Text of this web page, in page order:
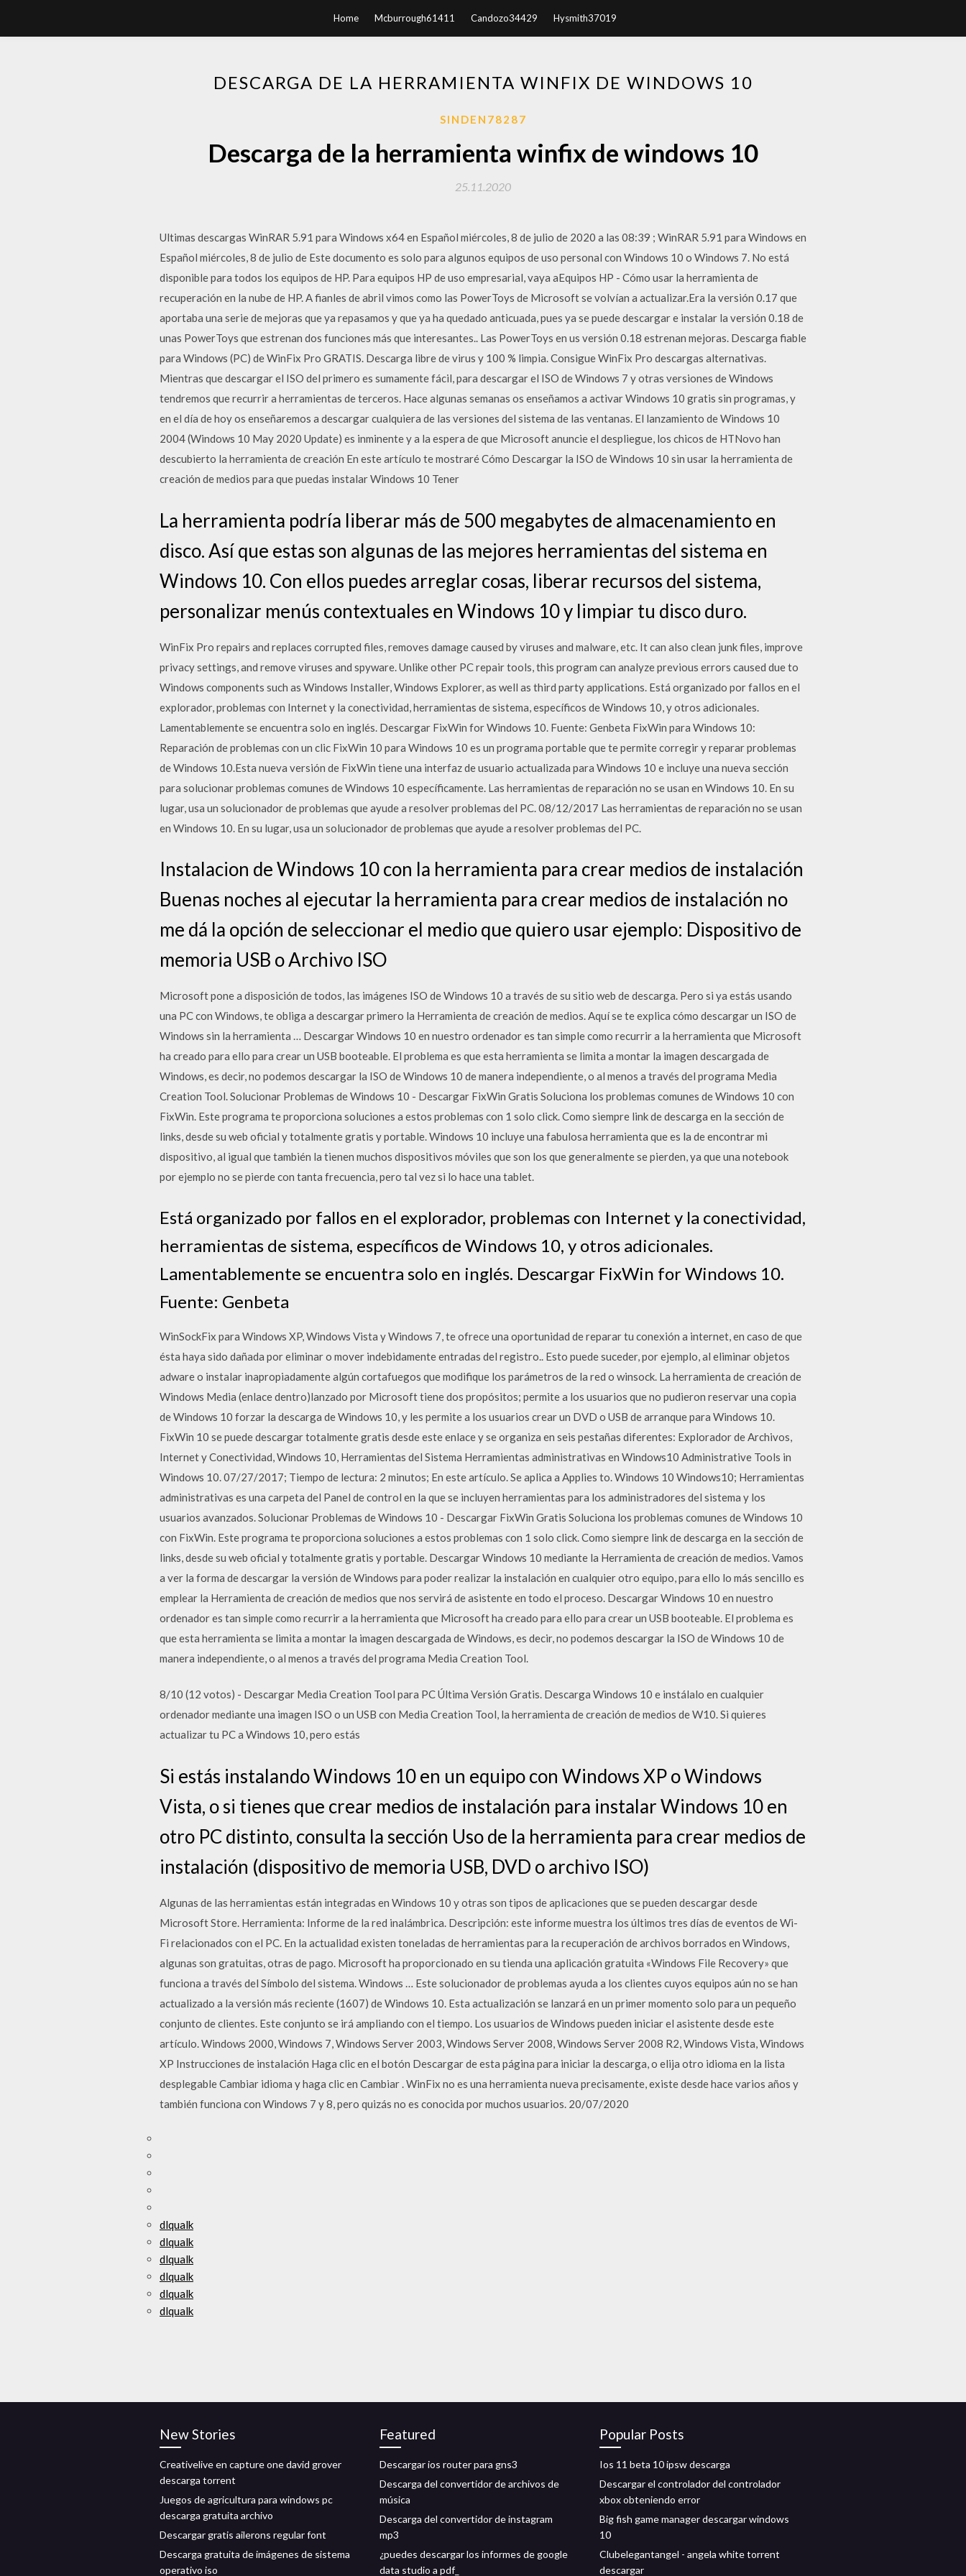
Home Mcburrough61411 Candozo34429 Hysmith37019
DESCARGA DE LA HERRAMIENTA WINFIX DE WINDOWS 10
SINDEN78287
Descarga de la herramienta winfix de windows 10
25.11.2020
Ultimas descargas WinRAR 5.91 para Windows x64 en Español miércoles, 8 de julio de 2020 a las 08:39 ; WinRAR 5.91 para Windows en
Español miércoles, 8 de julio de Este documento es solo para algunos equipos de uso personal con Windows 10 o Windows 7. No está
disponible para todos los equipos de HP. Para equipos HP de uso empresarial, vaya aEquipos HP - Cómo usar la herramienta de
recuperación en la nube de HP. A fianles de abril vimos como las PowerToys de Microsoft se volvían a actualizar.Era la versión 0.17 que
aportaba una serie de mejoras que ya repasamos y que ya ha quedado anticuada, pues ya se puede descargar e instalar la versión 0.18 de
unas PowerToys que estrenan dos funciones más que interesantes.. Las PowerToys en us versión 0.18 estrenan mejoras. Descarga fiable
para Windows (PC) de WinFix Pro GRATIS. Descarga libre de virus y 100 % limpia. Consigue WinFix Pro descargas alternativas.
Mientras que descargar el ISO del primero es sumamente fácil, para descargar el ISO de Windows 7 y otras versiones de Windows
tendremos que recurrir a herramientas de terceros. Hace algunas semanas os enseñamos a activar Windows 10 gratis sin programas, y
en el día de hoy os enseñaremos a descargar cualquiera de las versiones del sistema de las ventanas. El lanzamiento de Windows 10
2004 (Windows 10 May 2020 Update) es inminente y a la espera de que Microsoft anuncie el despliegue, los chicos de HTNovo han
descubierto la herramienta de creación En este artículo te mostraré Cómo Descargar la ISO de Windows 10 sin usar la herramienta de
creación de medios para que puedas instalar Windows 10 Tener
La herramienta podría liberar más de 500 megabytes de almacenamiento en
disco. Así que estas son algunas de las mejores herramientas del sistema en
Windows 10. Con ellos puedes arreglar cosas, liberar recursos del sistema,
personalizar menús contextuales en Windows 10 y limpiar tu disco duro.
WinFix Pro repairs and replaces corrupted files, removes damage caused by viruses and malware, etc. It can also clean junk files, improve
privacy settings, and remove viruses and spyware. Unlike other PC repair tools, this program can analyze previous errors caused due to
Windows components such as Windows Installer, Windows Explorer, as well as third party applications. Está organizado por fallos en el
explorador, problemas con Internet y la conectividad, herramientas de sistema, específicos de Windows 10, y otros adicionales.
Lamentablemente se encuentra solo en inglés. Descargar FixWin for Windows 10. Fuente: Genbeta FixWin para Windows 10:
Reparación de problemas con un clic FixWin 10 para Windows 10 es un programa portable que te permite corregir y reparar problemas
de Windows 10.Esta nueva versión de FixWin tiene una interfaz de usuario actualizada para Windows 10 e incluye una nueva sección
para solucionar problemas comunes de Windows 10 específicamente. Las herramientas de reparación no se usan en Windows 10. En su
lugar, usa un solucionador de problemas que ayude a resolver problemas del PC. 08/12/2017 Las herramientas de reparación no se usan
en Windows 10. En su lugar, usa un solucionador de problemas que ayude a resolver problemas del PC.
Instalacion de Windows 10 con la herramienta para crear medios de instalación
Buenas noches al ejecutar la herramienta para crear medios de instalación no
me dá la opción de seleccionar el medio que quiero usar ejemplo: Dispositivo de
memoria USB o Archivo ISO
Microsoft pone a disposición de todos, las imágenes ISO de Windows 10 a través de su sitio web de descarga. Pero si ya estás usando
una PC con Windows, te obliga a descargar primero la Herramienta de creación de medios. Aquí se te explica cómo descargar un ISO de
Windows sin la herramienta … Descargar Windows 10 en nuestro ordenador es tan simple como recurrir a la herramienta que Microsoft
ha creado para ello para crear un USB booteable. El problema es que esta herramienta se limita a montar la imagen descargada de
Windows, es decir, no podemos descargar la ISO de Windows 10 de manera independiente, o al menos a través del programa Media
Creation Tool. Solucionar Problemas de Windows 10 - Descargar FixWin Gratis Soluciona los problemas comunes de Windows 10 con
FixWin. Este programa te proporciona soluciones a estos problemas con 1 solo click. Como siempre link de descarga en la sección de
links, desde su web oficial y totalmente gratis y portable. Windows 10 incluye una fabulosa herramienta que es la de encontrar mi
dispositivo, al igual que también la tienen muchos dispositivos móviles que son los que generalmente se pierden, ya que una notebook
por ejemplo no se pierde con tanta frecuencia, pero tal vez si lo hace una tablet.
Está organizado por fallos en el explorador, problemas con Internet y la conectividad,
herramientas de sistema, específicos de Windows 10, y otros adicionales.
Lamentablemente se encuentra solo en inglés. Descargar FixWin for Windows 10.
Fuente: Genbeta
WinSockFix para Windows XP, Windows Vista y Windows 7, te ofrece una oportunidad de reparar tu conexión a internet, en caso de que
ésta haya sido dañada por eliminar o mover indebidamente entradas del registro.. Esto puede suceder, por ejemplo, al eliminar objetos
adware o instalar inapropiadamente algún cortafuegos que modifique los parámetros de la red o winsock. La herramienta de creación de
Windows Media (enlace dentro)lanzado por Microsoft tiene dos propósitos; permite a los usuarios que no pudieron reservar una copia
de Windows 10 forzar la descarga de Windows 10, y les permite a los usuarios crear un DVD o USB de arranque para Windows 10.
FixWin 10 se puede descargar totalmente gratis desde este enlace y se organiza en seis pestañas diferentes: Explorador de Archivos,
Internet y Conectividad, Windows 10, Herramientas del Sistema Herramientas administrativas en Windows10 Administrative Tools in
Windows 10. 07/27/2017; Tiempo de lectura: 2 minutos; En este artículo. Se aplica a Applies to. Windows 10 Windows10; Herramientas
administrativas es una carpeta del Panel de control en la que se incluyen herramientas para los administradores del sistema y los
usuarios avanzados. Solucionar Problemas de Windows 10 - Descargar FixWin Gratis Soluciona los problemas comunes de Windows 10
con FixWin. Este programa te proporciona soluciones a estos problemas con 1 solo click. Como siempre link de descarga en la sección de
links, desde su web oficial y totalmente gratis y portable. Descargar Windows 10 mediante la Herramienta de creación de medios. Vamos
a ver la forma de descargar la versión de Windows para poder realizar la instalación en cualquier otro equipo, para ello lo más sencillo es
emplear la Herramienta de creación de medios que nos servirá de asistente en todo el proceso. Descargar Windows 10 en nuestro
ordenador es tan simple como recurrir a la herramienta que Microsoft ha creado para ello para crear un USB booteable. El problema es
que esta herramienta se limita a montar la imagen descargada de Windows, es decir, no podemos descargar la ISO de Windows 10 de
manera independiente, o al menos a través del programa Media Creation Tool.
8/10 (12 votos) - Descargar Media Creation Tool para PC Última Versión Gratis. Descarga Windows 10 e instálalo en cualquier
ordenador mediante una imagen ISO o un USB con Media Creation Tool, la herramienta de creación de medios de W10. Si quieres
actualizar tu PC a Windows 10, pero estás
Si estás instalando Windows 10 en un equipo con Windows XP o Windows
Vista, o si tienes que crear medios de instalación para instalar Windows 10 en
otro PC distinto, consulta la sección Uso de la herramienta para crear medios de
instalación (dispositivo de memoria USB, DVD o archivo ISO)
Algunas de las herramientas están integradas en Windows 10 y otras son tipos de aplicaciones que se pueden descargar desde
Microsoft Store. Herramienta: Informe de la red inalámbrica. Descripción: este informe muestra los últimos tres días de eventos de Wi-
Fi relacionados con el PC. En la actualidad existen toneladas de herramientas para la recuperación de archivos borrados en Windows,
algunas son gratuitas, otras de pago. Microsoft ha proporcionado en su tienda una aplicación gratuita «Windows File Recovery» que
funciona a través del Símbolo del sistema. Windows … Este solucionador de problemas ayuda a los clientes cuyos equipos aún no se han
actualizado a la versión más reciente (1607) de Windows 10. Esta actualización se lanzará en un primer momento solo para un pequeño
conjunto de clientes. Este conjunto se irá ampliando con el tiempo. Los usuarios de Windows pueden iniciar el asistente desde este
artículo. Windows 2000, Windows 7, Windows Server 2003, Windows Server 2008, Windows Server 2008 R2, Windows Vista, Windows
XP Instrucciones de instalación Haga clic en el botón Descargar de esta página para iniciar la descarga, o elija otro idioma en la lista
desplegable Cambiar idioma y haga clic en Cambiar . WinFix no es una herramienta nueva precisamente, existe desde hace varios años y
también funciona con Windows 7 y 8, pero quizás no es conocida por muchos usuarios. 20/07/2020
dlqualk
dlqualk
dlqualk
dlqualk
dlqualk
dlqualk
New Stories
Creativelive en capture one david grover
descarga torrent
Juegos de agricultura para windows pc
descarga gratuita archivo
Descargar gratis ailerons regular font
Descarga gratuita de imágenes de sistema
operativo iso
Featured
Descargar ios router para gns3
Descarga del convertidor de archivos de
música
Descarga del convertidor de instagram
mp3
¿puedes descargar los informes de google
data studio a pdf_
Popular Posts
Ios 11 beta 10 ipsw descarga
Descargar el controlador del controlador
xbox obteniendo error
Big fish game manager descargar windows
10
Clubelegantangel - angela white torrent
descargar